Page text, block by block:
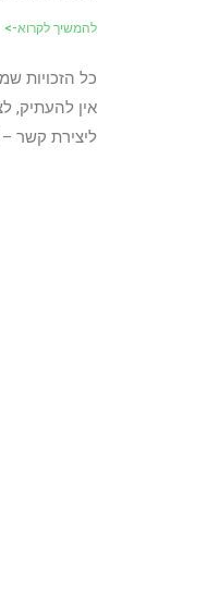
להמשיך לקרוא->
כל הזכויות
אין להעתיק,
ליצירת קשר – info@gymania.net